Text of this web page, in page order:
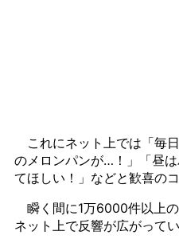
これにネット上では「毎
のメロンパンが…！」「昼
てほしい！」などと歓喜の
瞬く間に1万6000件以上の
ネット上で反響が広がってい